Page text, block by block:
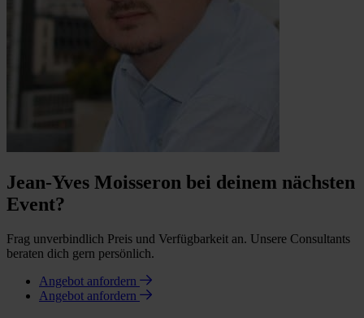
Jean-Yves Moisseron bei deinem nächsten
Event?
Frag unverbindlich Preis und Verfügbarkeit an. Unsere Consultants
beraten dich gern persönlich.
Angebot anfordern
Angebot anfordern